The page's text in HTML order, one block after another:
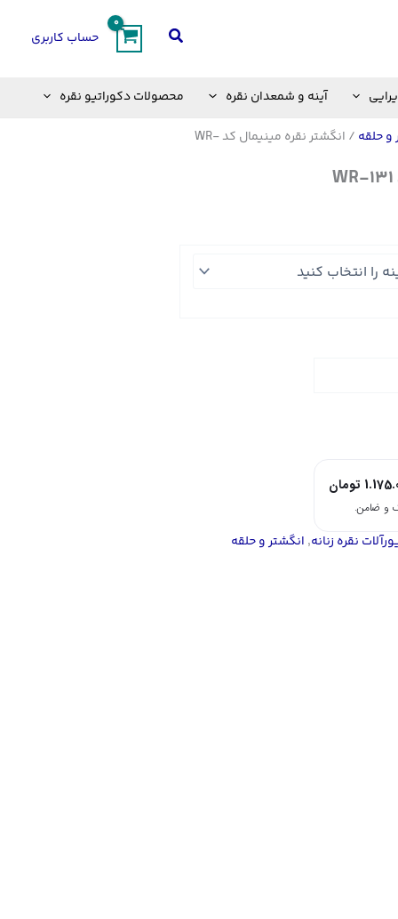
جستجو حساب کاربری
آینه و شمعدان نقره محصولات دکوراتیو نقره
و حلقه / انگشتر نقره مینیمال کد WR-
تومان
نقره زنانه, انگشتر و حلقه